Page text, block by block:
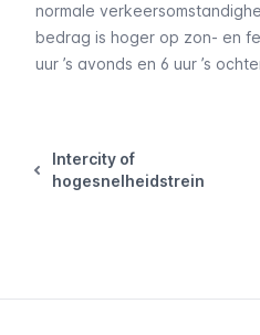
normale
bedrag is hoger op zon- en
uur ’s avonds en 6 uur ’s
Intercity of
hogesnelheidstrein